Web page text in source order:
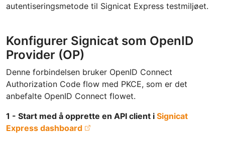
autentiseringsmetode til Signicat Express testmiljøet.
Konfigurer Signicat som OpenID
Provider (OP)
Denne forbindelsen bruker OpenID Connect
Authorization Code flow med PKCE, som er det
anbefalte OpenID Connect flowet.
1 - Start med å opprette en API client i Signicat
Express dashboard